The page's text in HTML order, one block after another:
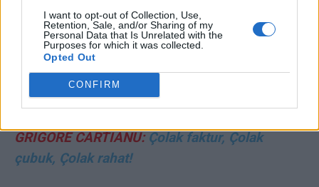
I want to opt-out of Collection, Use,
Retention, Sale, and/or Sharing of my
Personal Data that Is Unrelated with the
Purposes for which it was collected.
Opted Out
CONFIRM
fiind bandit…”. Îndemn la violență „cu furci și
topoare”. Și „urșii” de la Rotunda, și cei de la
Roșcani îl slăvesc pe Călin Georgescu
EDITORIALE:
GRIGORE CARTIANU:Çolak faktur, Çolak
çubuk, Çolak rahat!